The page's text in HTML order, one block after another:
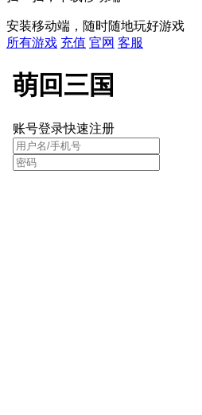
安装移动端，随时随地玩好游戏
所有游戏 充值 官网 客服